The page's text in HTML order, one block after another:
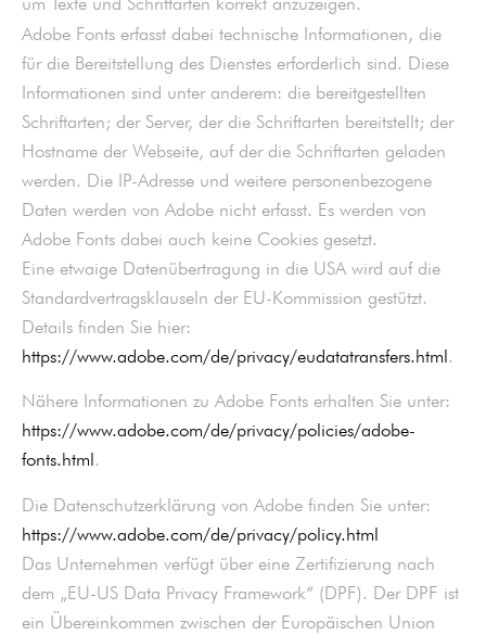
Adobe Fonts erfasst dabei technische Informationen, die
für die Bereitstellung des Dienstes erforderlich sind. Diese
Informationen sind unter anderem: die bereitgestellten
Schriftarten; der Server, der die Schriftarten bereitstellt; der
Hostname der Webseite, auf der die Schriftarten geladen
werden. Die IP-Adresse und weitere personenbezogene
Daten werden von Adobe nicht erfasst. Es werden von
Adobe Fonts dabei auch keine Cookies gesetzt.
Eine etwaige Datenübertragung in die USA wird auf die
Standardvertragsklauseln der EU-Kommission gestützt.
Details finden Sie hier:
https://www.adobe.com/de/privacy/eudatatransfers.html.
Nähere Informationen zu Adobe Fonts erhalten Sie unter:
https://www.adobe.com/de/privacy/policies/adobe-
fonts.html.
Die Datenschutzerklärung von Adobe finden Sie unter:
https://www.adobe.com/de/privacy/policy.html
Das Unternehmen verfügt über eine Zertifizierung nach
dem „EU-US Data Privacy Framework“ (DPF). Der DPF ist
ein Übereinkommen zwischen der Europäischen Union